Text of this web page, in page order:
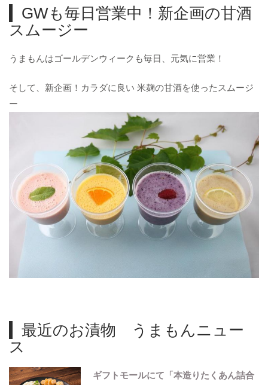
GWも毎日営業中！新企画の甘酒
スムージー
うまもんはゴールデンウィークも毎日、元気に営業！
そして、新企画！カラダに良い 米麹の甘酒を使ったスムージ
ー
最近のお漬物 うまもんニュー
ス
ギフトモールにて「本造りたくあん詰合